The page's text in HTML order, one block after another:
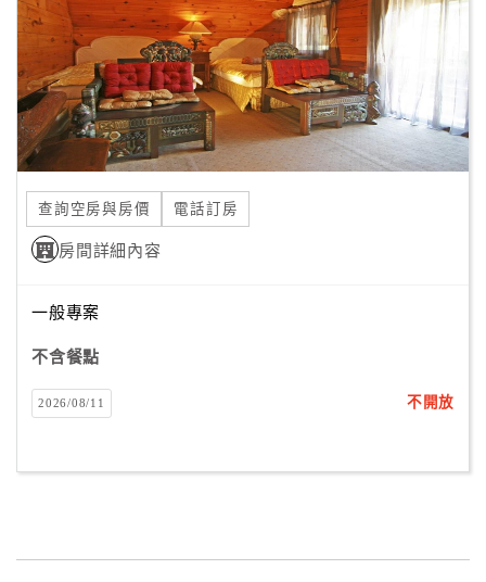
查詢空房與房價 電話訂房
房間詳細內容
一般專案
不含餐點
2026/08/11 不開放